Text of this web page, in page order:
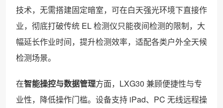
技术，无需搭建固定暗室，可在白天强光环境下直接作
业，彻底打破传统 EL 检测仪只能夜间检测的限制，大
幅延长作业时间，提升检测效率，适配各类户外全天候
检测场景。
在智能操控与数据管理方面，LXG30 兼顾便捷性与专
业性，降低操作门槛。设备支持 iPad、PC 无线远程操